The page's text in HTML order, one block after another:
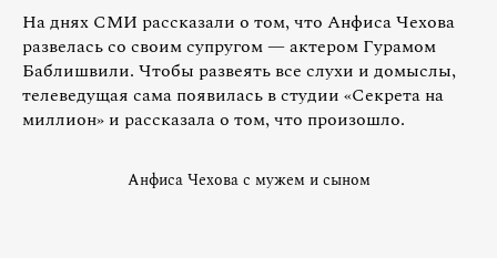
На днях СМИ рассказали о том, что Анфиса Чехова
развелась со своим супругом — актером Гурамом
Баблишвили. Чтобы развеять все слухи и домыслы,
телеведущая сама появилась в студии «Секрета на
миллион» и рассказала о том, что произошло.
Анфиса Чехова с мужем и сыном